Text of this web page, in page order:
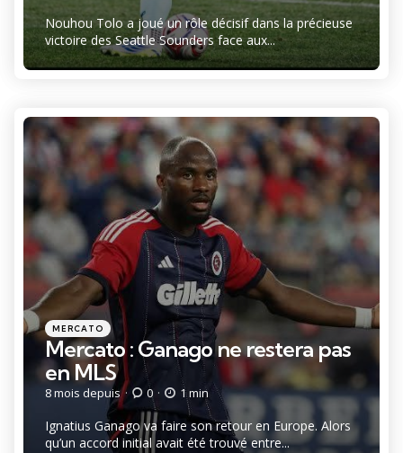
Nouhou Tolo a joué un rôle décisif dans la précieuse
victoire des Seattle Sounders face aux...
Catégories
Posté
dans
MERCATO
Mercato : Ganago ne restera pas
en MLS
8 mois depuis 0 1 min
Ignatius Ganago va faire son retour en Europe. Alors
qu’un accord initial avait été trouvé entre...